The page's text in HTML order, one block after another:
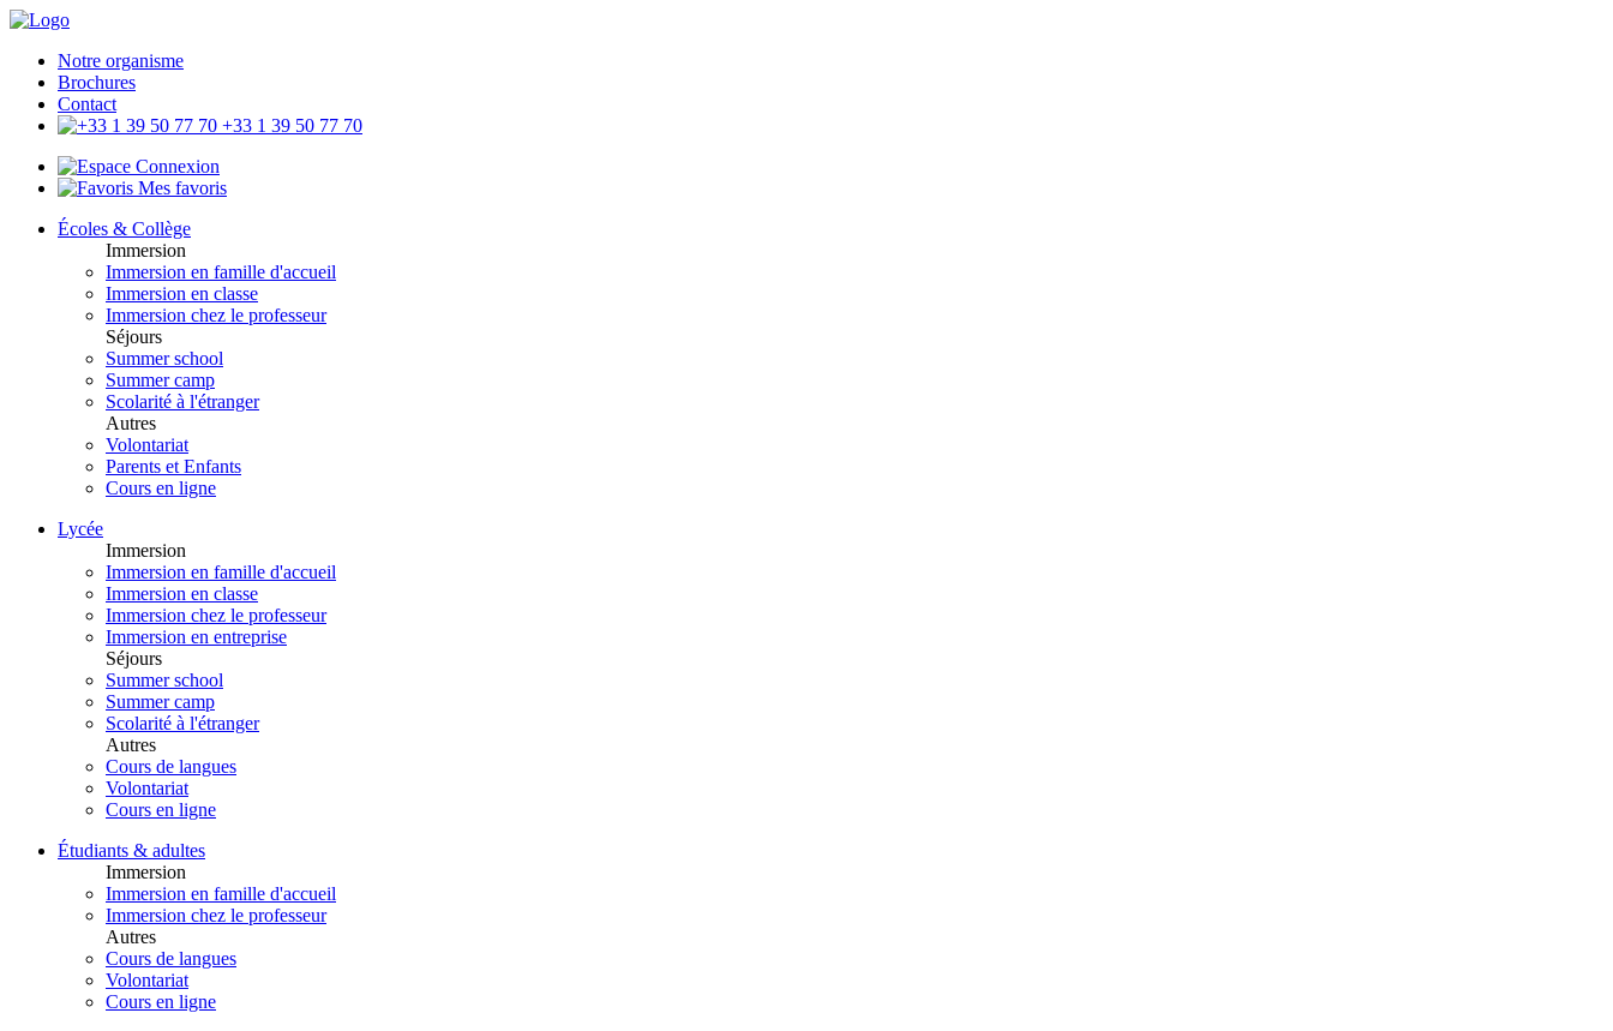
Notre organisme
Brochures
Contact
+33 1 39 50 77 70
Connexion
Mes favoris
Écoles & Collège
Immersion
Immersion en famille d'accueil
Immersion en classe
Immersion chez le professeur
Séjours
Summer school
Summer camp
Scolarité à l'étranger
Autres
Volontariat
Parents et Enfants
Cours en ligne
Lycée
Immersion
Immersion en famille d'accueil
Immersion en classe
Immersion chez le professeur
Immersion en entreprise
Séjours
Summer school
Summer camp
Scolarité à l'étranger
Autres
Cours de langues
Volontariat
Cours en ligne
Étudiants & adultes
Immersion
Immersion en famille d'accueil
Immersion chez le professeur
Autres
Cours de langues
Volontariat
Cours en ligne